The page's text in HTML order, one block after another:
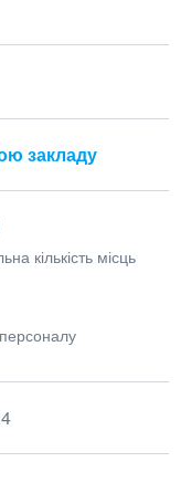
закладу
кількість місць